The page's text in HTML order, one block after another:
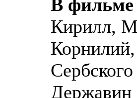
В фильме
Кирилл,
Державин